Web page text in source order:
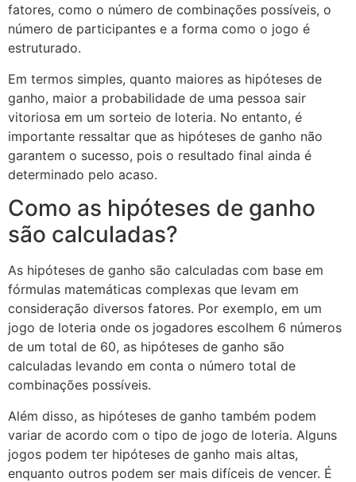
fatores, como o número de combinações possíveis, o
número de participantes e a forma como o jogo é
estruturado.
Em termos simples, quanto maiores as hipóteses de
ganho, maior a probabilidade de uma pessoa sair
vitoriosa em um sorteio de loteria. No entanto, é
importante ressaltar que as hipóteses de ganho não
garantem o sucesso, pois o resultado final ainda é
determinado pelo acaso.
Como as hipóteses de ganho
são calculadas?
As hipóteses de ganho são calculadas com base em
fórmulas matemáticas complexas que levam em
consideração diversos fatores. Por exemplo, em um
jogo de loteria onde os jogadores escolhem 6 números
de um total de 60, as hipóteses de ganho são
calculadas levando em conta o número total de
combinações possíveis.
Além disso, as hipóteses de ganho também podem
variar de acordo com o tipo de jogo de loteria. Alguns
jogos podem ter hipóteses de ganho mais altas,
enquanto outros podem ser mais difíceis de vencer. É